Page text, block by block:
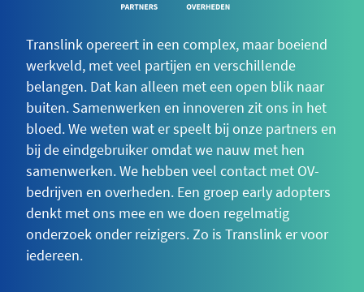
Translink opereert in een complex, maar boeiend
werkveld, met veel partijen en verschillende
belangen. Dat kan alleen met een open blik naar
buiten. Samenwerken en innoveren zit ons in het
bloed. We weten wat er speelt bij onze partners en
bij de eindgebruiker omdat we nauw met hen
samenwerken. We hebben veel contact met OV-
bedrijven en overheden. Een groep early adopters
denkt met ons mee en we doen regelmatig
onderzoek onder reizigers. Zo is Translink er voor
iedereen.